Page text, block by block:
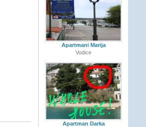
Apartmani Marija
Vodice
Apartman Darka